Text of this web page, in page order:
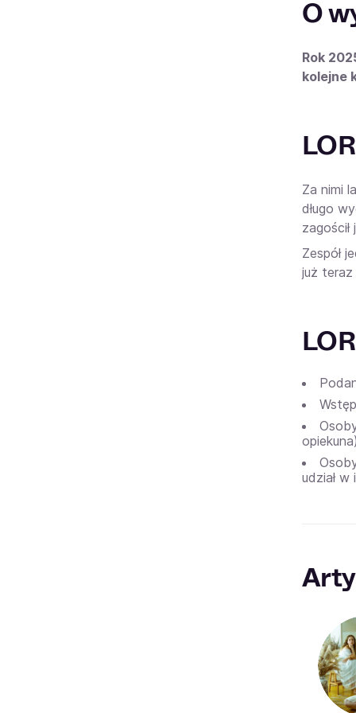
O
Rok
kolejne
Za nimi
długo
Zespół
już teraz
udział